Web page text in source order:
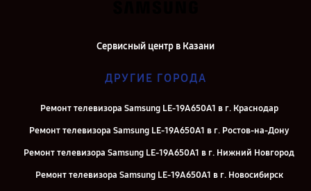
Сервисный центр в Казани
ДРУГИЕ ГОРОДА
Ремонт телевизора Samsung LE-19A650A1 в г. Краснодар
Ремонт телевизора Samsung LE-19A650A1 в г. Ростов-на-Дону
Ремонт телевизора Samsung LE-19A650A1 в г. Нижний Новгород
Ремонт телевизора Samsung LE-19A650A1 в г. Новосибирск